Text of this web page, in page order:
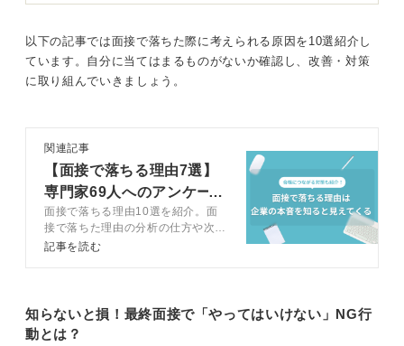
複数の候補者を比較検討している場合、全員の面接が終
不安に飲み込まれず建設的に時間を過ごそう！
いと案内してきました。
ビジネスパーソンとしての適切な確認行為とみなされま
す。この待ち時間を、他社の対策や自己分析に充てるこ
とで、焦りを建設的な行動に変えることができます。
結果を待つ間も、あなたの価値が下がることはありませ
0
以下の記事では面接で落ちた際に考えられる原因を10選紹介し
ています。自分に当てはまるものがないか確認し、改善・対策
に取り組んでいきましょう。
関連記事
【面接で落ちる理由7選】
専門家69人へのアンケート
結果をもとに解説
面接で落ちる理由10選を紹介。面
接で落ちた理由の分析の仕方や次の
面接に向けての対策のコツをキャリ
た人もこれから面接に臨む人も必読
です。
記事を読む
知らないと損！最終面接で「やってはいけない」NG行
動とは？